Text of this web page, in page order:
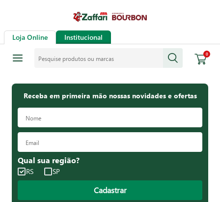
Loja Online Institucional
0
Receba em primeira mão nossas novidades e ofertas
Qual sua região?
RS SP
Cadastrar